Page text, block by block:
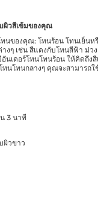
ผิวสีเข้มของคุณ
ทนของคุณ: โทนร้อน โทนเย็น
งๆ เช่น สีแดงกับโทนสีฟ้า ม่ว
เดอร์โทนโทนร้อน ให้คิดถึง
นโทนกลางๆ คุณจะสามารถใ
3 นาที
ผิวขาว